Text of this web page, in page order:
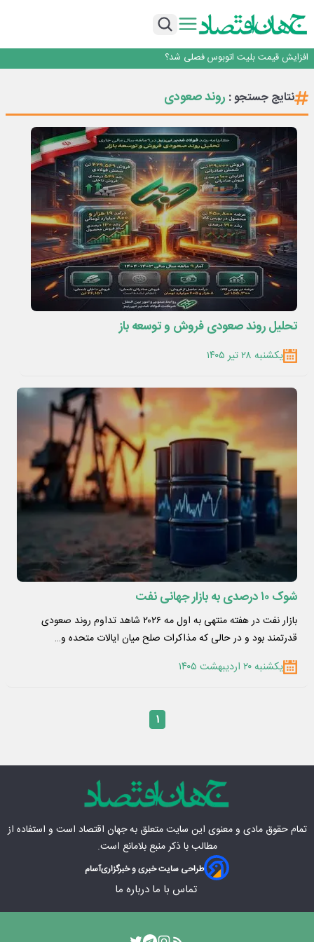
افزایش قیمت بلیت اتوبوس فصلی شد؟
رانندگان انگلیسی به سرقت سوخت روی آوردند!
۲ درصد از مشترکان ۱۰ درصد برق خانگی را مصرف می‌کنند!
افزایش قیمت بلیت اتوبوس فصلی شد؟
نتایج جستجو : روند صعودی
تحلیل روند صعودی فروش و توسعه باز
یکشنبه ۲۸ تیر ۱۴۰۵
شوک ۱۰ درصدی به بازار جهانی نفت
بازار نفت در هفته منتهی به اول مه ۲۰۲۶ شاهد تداوم روند صعودی
قدرتمند بود و در حالی که مذاکرات صلح میان ایالات متحده و…
یکشنبه ۲۰ اردیبهشت ۱۴۰۵
۱
تمام حقوق مادی‌ و معنوی این سایت متعلق بهجهان اقتصاد است و استفاده از
مطالب با ذکر منبع بلامانع است.
طراحی سایت خبری و خبرگزاریآسام
تماس با ما درباره ما